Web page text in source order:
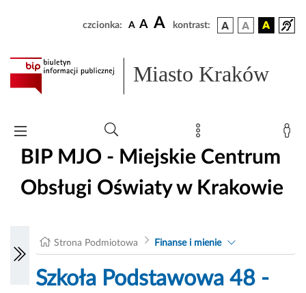
czcionka: A A A kontrast:
Miasto Kraków
BIP MJO - Miejskie Centrum
Obsługi Oświaty w Krakowie
Strona Podmiotowa Finanse i mienie
Szkoła Podstawowa 48 -